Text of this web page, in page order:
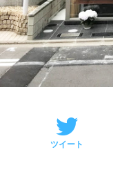
ツイート